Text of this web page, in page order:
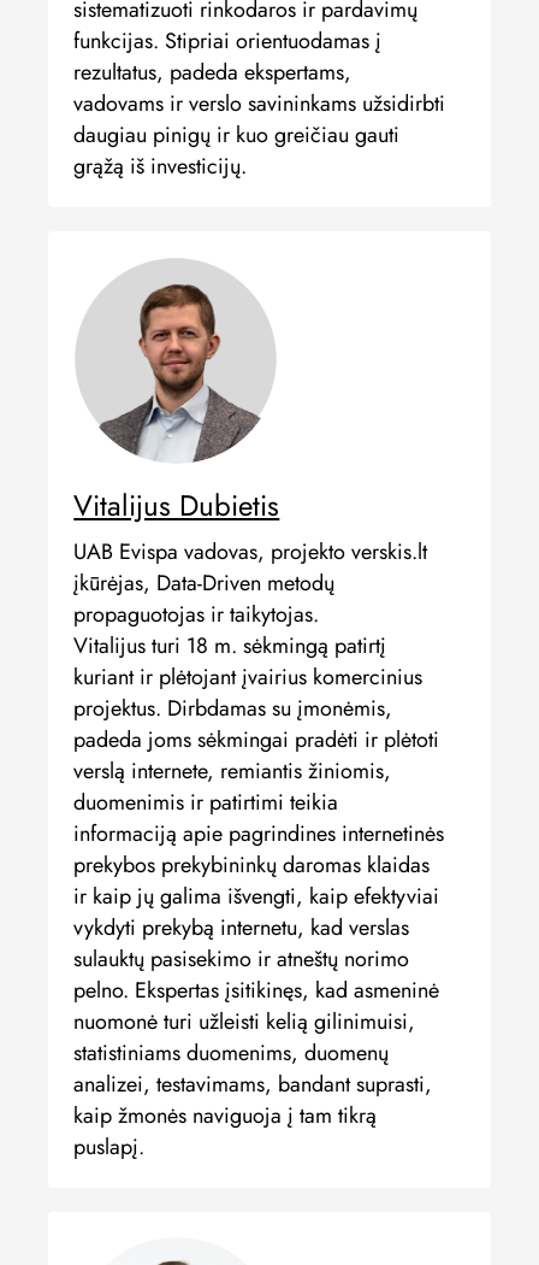
sistematizuoti rinkodaros ir pardavimų
funkcijas. Stipriai orientuodamas į
rezultatus, padeda ekspertams,
vadovams ir verslo savininkams užsidirbti
daugiau pinigų ir kuo greičiau gauti
grąžą iš investicijų.
Vitalijus Dubietis
UAB Evispa vadovas, projekto verskis.lt
įkūrėjas, Data-Driven metodų
propaguotojas ir taikytojas.
Vitalijus turi 18 m. sėkmingą patirtį
kuriant ir plėtojant įvairius komercinius
projektus. Dirbdamas su įmonėmis,
padeda joms sėkmingai pradėti ir plėtoti
verslą internete, remiantis žiniomis,
duomenimis ir patirtimi teikia
informaciją apie pagrindines internetinės
prekybos prekybininkų daromas klaidas
ir kaip jų galima išvengti, kaip efektyviai
vykdyti prekybą internetu, kad verslas
sulauktų pasisekimo ir atneštų norimo
pelno. Ekspertas įsitikinęs, kad asmeninė
nuomonė turi užleisti kelią gilinimuisi,
statistiniams duomenims, duomenų
analizei, testavimams, bandant suprasti,
kaip žmonės naviguoja į tam tikrą
puslapį.